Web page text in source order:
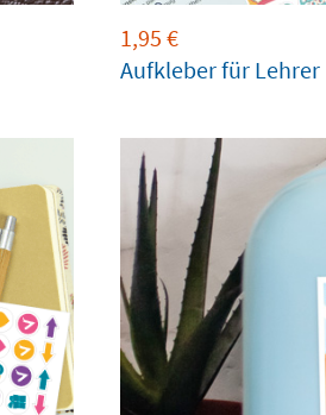
1,95 €
Aufkleber für Lehrer